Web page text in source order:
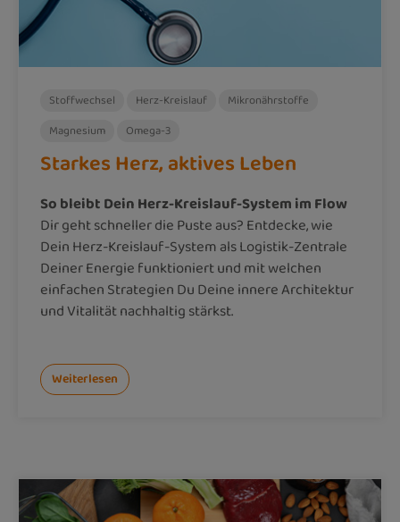
Stoffwechsel Herz-Kreislauf
Mikronährstoffe
Magnesium
Omega-3
Starkes Herz, aktives Leben
So bleibt Dein Herz-Kreislauf-System im Flow
Dir geht schneller die Puste aus? Entdecke, wie
Dein Herz-Kreislauf-System als Logistik-Zentrale
Deiner Energie funktioniert und mit welchen
einfachen Strategien Du Deine innere Architektur
und Vitalität nachhaltig stärkst.
Weiterlesen